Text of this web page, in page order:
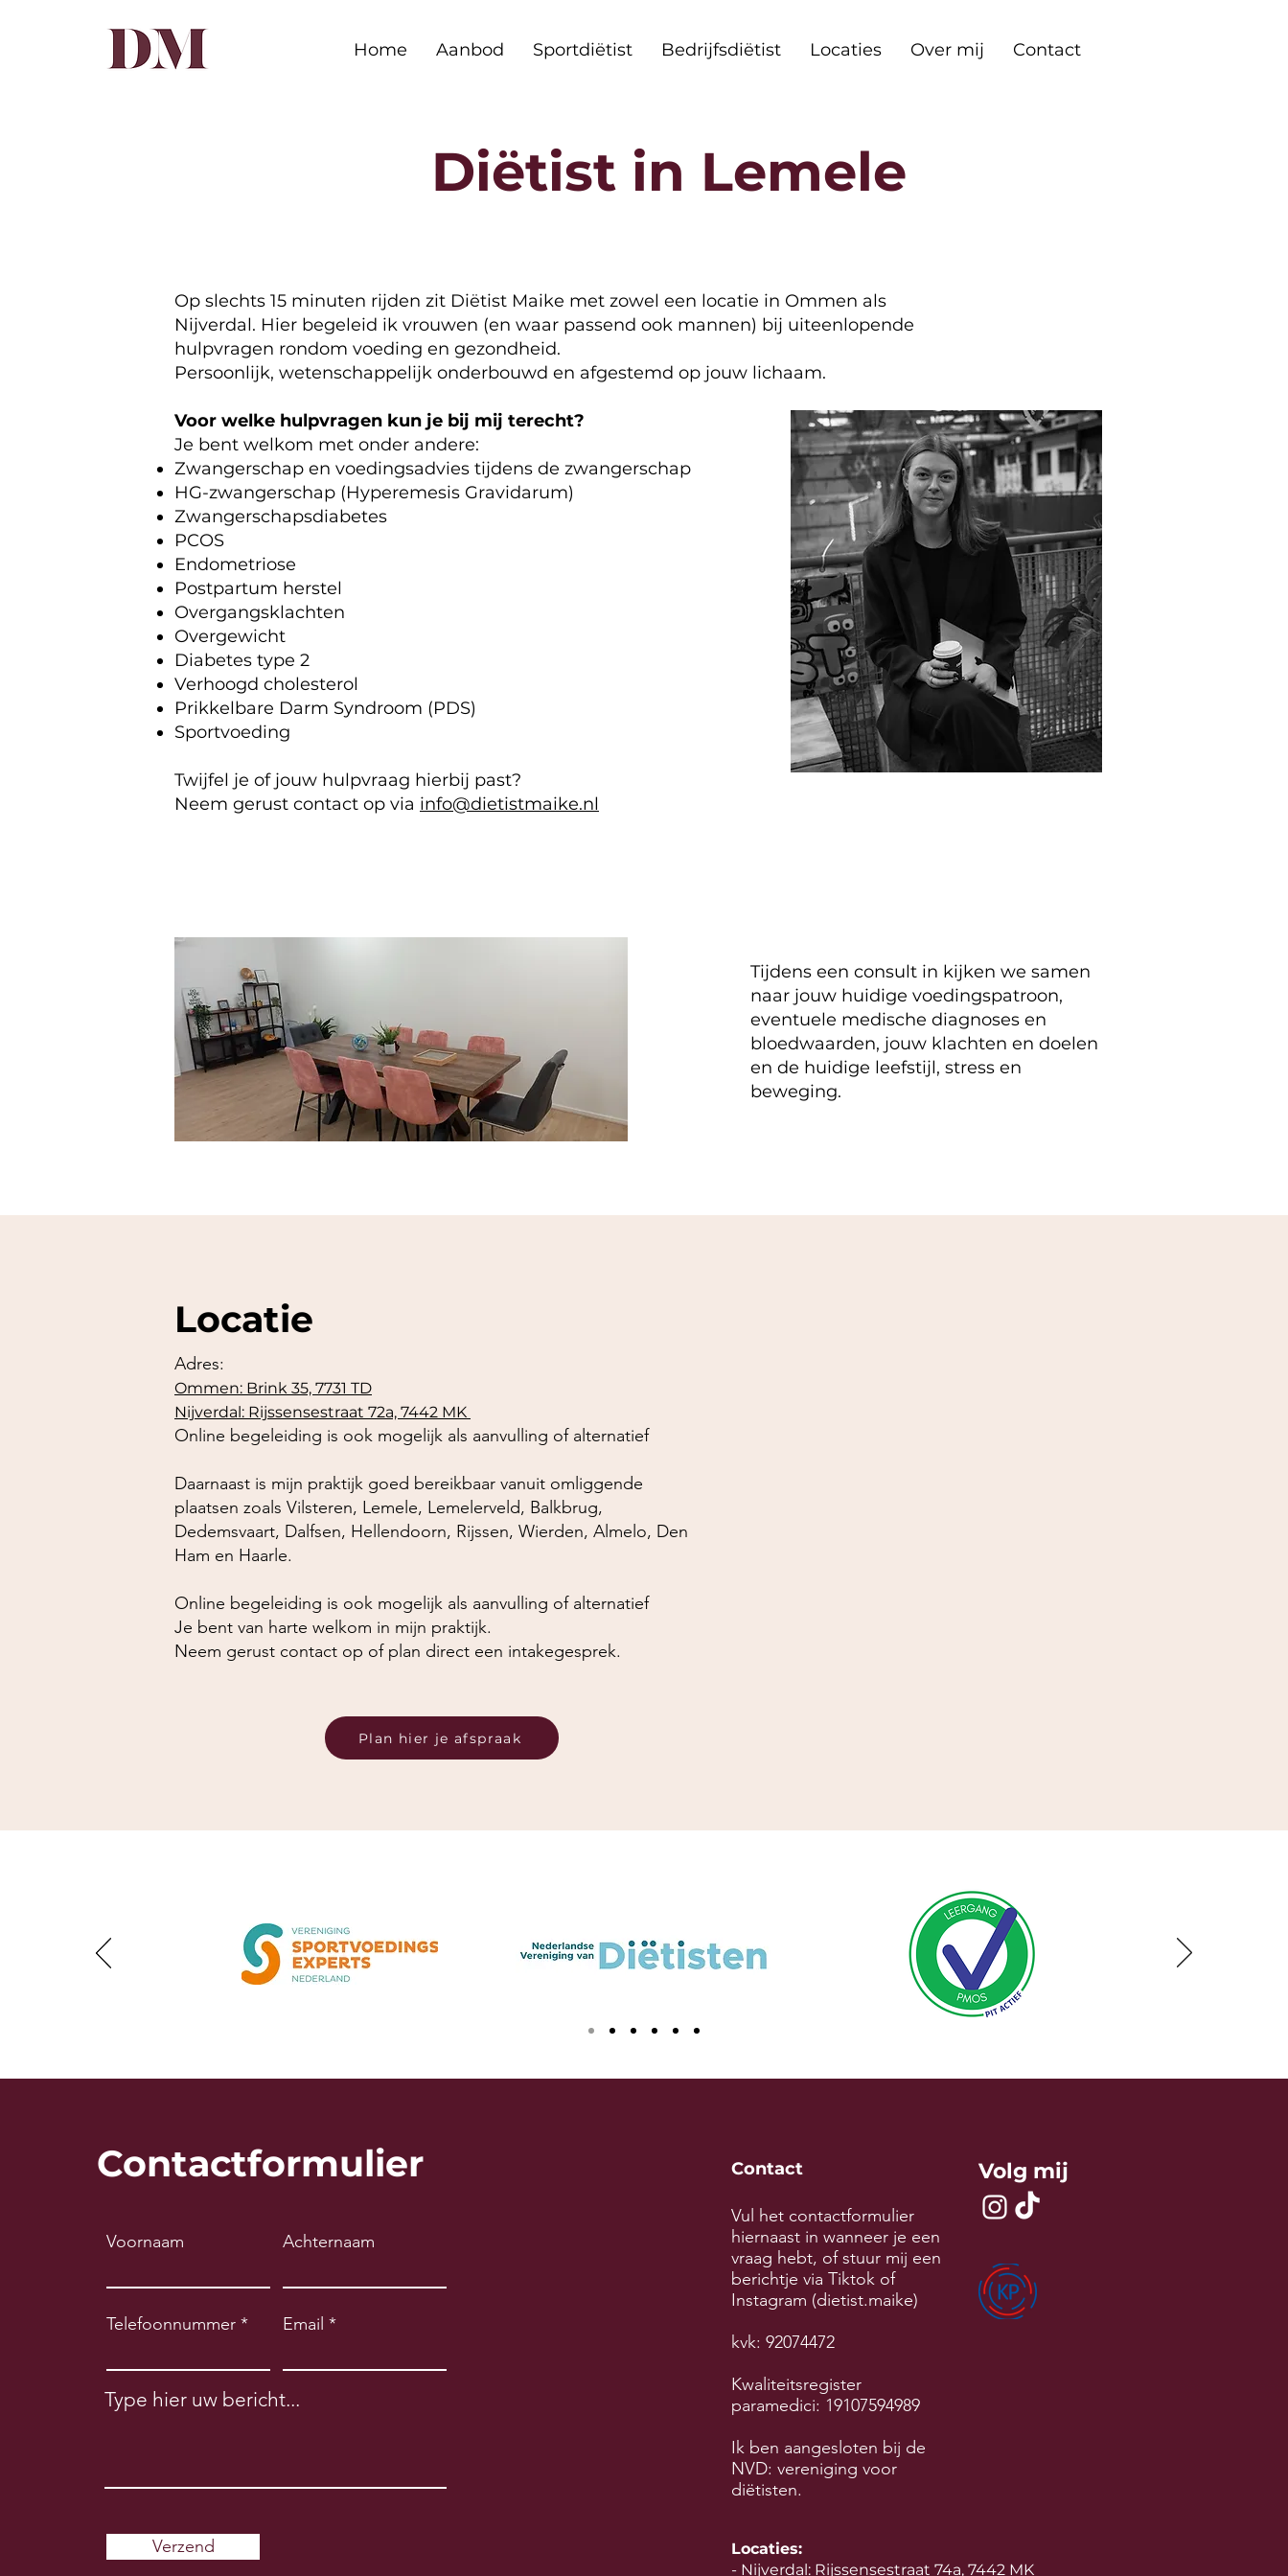
Home Aanbod Sportdiëtist Bedrijfsdiëtist Locaties Over mij Contact
Diëtist in Lemele
Op slechts 15 minuten rijden zit Diëtist Maike met zowel een locatie in Ommen als
Nijverdal. Hier begeleid ik vrouwen (en waar passend ook mannen) bij uiteenlopende
hulpvragen rondom voeding en gezondheid.
Persoonlijk, wetenschappelijk onderbouwd en afgestemd op jouw lichaam.
Voor welke hulpvragen kun je bij mij terecht?
Je bent welkom met onder andere:
Zwangerschap en voedingsadvies tijdens de zwangerschap
HG-zwangerschap (Hyperemesis Gravidarum)
Zwangerschapsdiabetes
PCOS
Endometriose
Postpartum herstel
Overgangsklachten
Overgewicht
Diabetes type 2
Verhoogd cholesterol
Prikkelbare Darm Syndroom (PDS)
Sportvoeding
Twijfel je of jouw hulpvraag hierbij past?
Neem gerust contact op via info@dietistmaike.nl​
Tijdens een consult in kijken we samen
naar jouw huidige voedingspatroon,
eventuele medische diagnoses en
bloedwaarden, jouw klachten en doelen
en de huidige leefstijl, stress en
beweging.
Locatie
Adres:
Ommen: Brink 35, 7731 TD
Nijverdal: Rijssensestraat 72a, 7442 MK
Online begeleiding is ook mogelijk als aanvulling of alternatief
Daarnaast is mijn praktijk goed bereikbaar vanuit omliggende
plaatsen zoals Vilsteren, Lemele, Lemelerveld, Balkbrug,
Dedemsvaart, Dalfsen, Hellendoorn, Rijssen, Wierden, Almelo, Den
Ham en Haarle.​
Online begeleiding is ook mogelijk als aanvulling of alternatief
Je bent van harte welkom in mijn praktijk.
Neem gerust contact op of plan direct een intakegesprek.
Plan hier je afspraak
Contactformulier
Voornaam Achternaam
Telefoonnummer Email
Type hier uw bericht...
Verzend
Contact
Vul het contactformulier
hiernaast in wanneer je een
vraag hebt, of stuur mij een
berichtje via Tiktok of
Instagram (dietist.maike)
kvk: 92074472
Kwaliteitsregister
paramedici: 19107594989
Ik ben aangesloten bij de
NVD: vereniging voor
diëtisten.
Volg mij
Locaties:
- Nijverdal: Rijssensestraat 74a, 7442 MK